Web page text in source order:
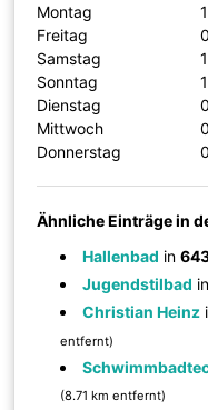
Montag
Freitag
Samstag
Sonntag
Dienstag
Mittwoch
Donnerstag
Ähnliche Einträge in
Hallenbad in
Jugendstilbad
Christian Heinz
entfernt)
(8.71 km entfernt)